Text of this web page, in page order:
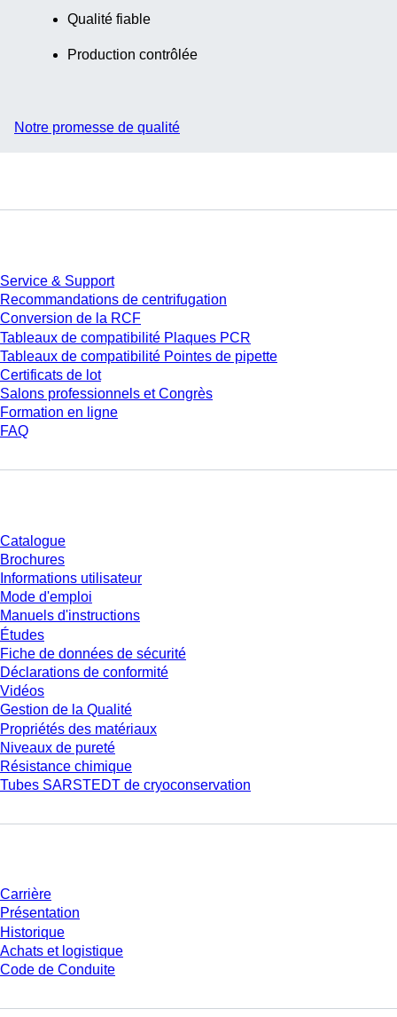
Qualité fiable
Production contrôlée
Notre promesse de qualité
Service & Support
Recommandations de centrifugation
Conversion de la RCF
Tableaux de compatibilité Plaques PCR
Tableaux de compatibilité Pointes de pipette
Certificats de lot
Salons professionnels et Congrès
Formation en ligne
FAQ
Catalogue
Brochures
Informations utilisateur
Mode d'emploi
Manuels d'instructions
Études
Fiche de données de sécurité
Déclarations de conformité
Vidéos
Gestion de la Qualité
Propriétés des matériaux
Niveaux de pureté
Résistance chimique
Tubes SARSTEDT de cryoconservation
Carrière
Présentation
Historique
Achats et logistique
Code de Conduite